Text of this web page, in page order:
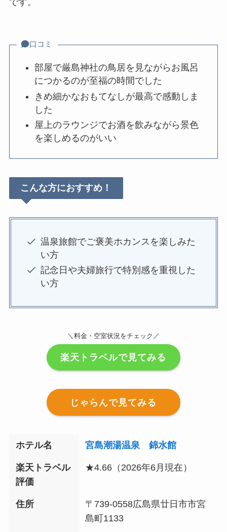
口コミ
部屋で厳島神社の鳥居を見ながらお風呂
につかるのが至福の時間でした
きめ細かなおもてなしが最高で感動しま
した
屋上のラウンジでお酒を飲みながら景色
を楽しめるのがいい
こんな方におすすめ！
温泉旅館でご褒美ホカンスを楽しみた
い方
記念日や夫婦旅行で特別感を重視した
い方
＼料金・空室状況をチェック／
楽天トラベルで見てみる
じゃらんで見てみる
ホテル名 宮島潮湯温泉 錦水館
楽天トラベル
評価
★4.66（2026年6月現在）
住所
〒739-0558広島県廿日市市宮
島町1133